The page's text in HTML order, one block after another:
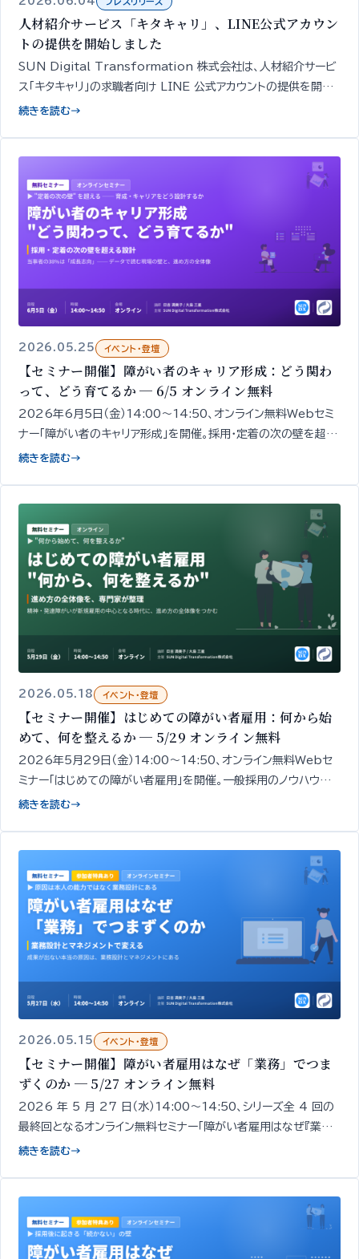
人材紹介サービス「キタキャリ」、LINE公式アカウン
トの提供を開始しました
SUN Digital Transformation 株式会社は、人材紹介サービ
ス「キタキャリ」の求職者向け LINE 公式アカウントの提供を開始
しました。簡易診断・相談・面談や求人紹介の申し込みを、スマート
続きを読む→
2026.05.25 イベント・登壇
【セミナー開催】障がい者のキャリア形成：どう関わ
って、どう育てるか ─ 6/5 オンライン無料
2026年6月5日（金）14:00〜14:50、オンライン無料Webセミ
ナー「障がい者のキャリア形成」を開催。採用・定着の次の壁を超え
るための「現場での関わり方・育成・成長支援」の設計の出発点を、
続きを読む→
2026.05.18 イベント・登壇
【セミナー開催】はじめての障がい者雇用：何から始
めて、何を整えるか ─ 5/29 オンライン無料
2026年5月29日（金）14:00〜14:50、オンライン無料Webセ
ミナー「はじめての障がい者雇用」を開催。一般採用のノウハウだ
けでは進まない領域だからこそ、進め方の全体像と「最初の一手」
続きを読む→
2026.05.15 イベント・登壇
【セミナー開催】障がい者雇用はなぜ「業務」でつま
ずくのか ─ 5/27 オンライン無料
2026 年 5 月 27 日（水）14:00〜14:50、シリーズ全 4 回の
最終回となるオンライン無料セミナー「障がい者雇用はなぜ『業務』
でつまずくのか」を開催します。採用・定着の次にくる「業務での戦
続きを読む→